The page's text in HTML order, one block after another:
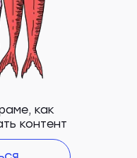
как
контент